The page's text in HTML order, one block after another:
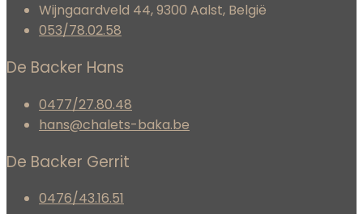
Wijngaardveld 44, 9300 Aalst, België
053/78.02.58
De Backer Hans
0477/27.80.48
hans@chalets-baka.be
De Backer Gerrit
0476/43.16.51